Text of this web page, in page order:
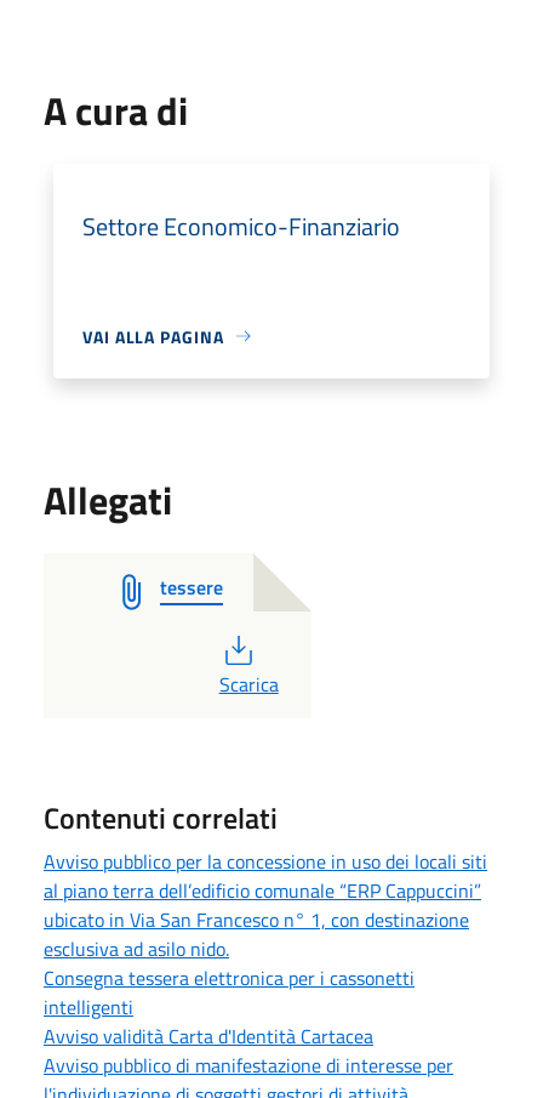
A cura di
Settore Economico-Finanziario
VAI ALLA PAGINA
Allegati
tessere
PDF
Scarica
Contenuti correlati
Avviso pubblico per la concessione in uso dei locali siti
al piano terra dell’edificio comunale “ERP Cappuccini”
ubicato in Via San Francesco n° 1, con destinazione
esclusiva ad asilo nido.
Consegna tessera elettronica per i cassonetti
intelligenti
Avviso validità Carta d'Identità Cartacea
Avviso pubblico di manifestazione di interesse per